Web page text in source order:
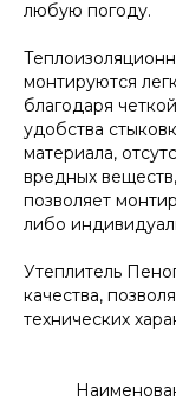
любую погоду.
монтируются
благодаря
удобства
материала,
вредных
позволяет
либо
Утеплитель
качества,
технических